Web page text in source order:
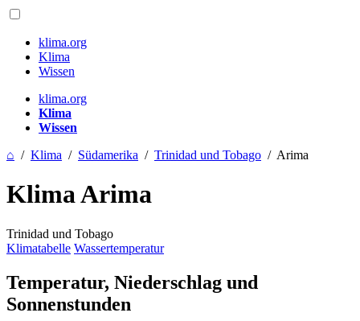
klima.org
Klima
Wissen
klima.org
Klima
Wissen
⌂ / Klima / Südamerika / Trinidad und Tobago / Arima
Klima Arima
Trinidad und Tobago
Klimatabelle Wassertemperatur
Temperatur, Niederschlag und
Sonnenstunden